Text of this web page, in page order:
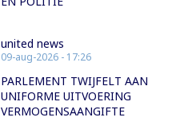
united news
09-aug-2026 - 17:26
PARLEMENT TWIJFELT AAN
UNIFORME UITVOERING
VERMOGENSAANGIFTE